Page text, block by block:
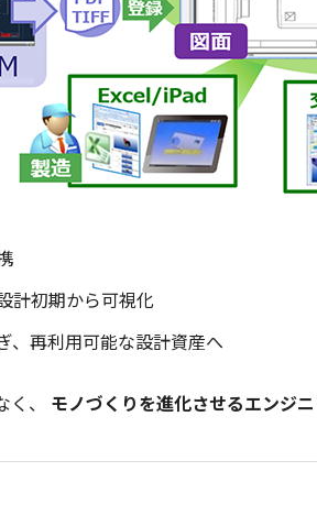
計初期から可視化
、再利用可能な設計資産へ
、 モノづくりを進化させるエンジ